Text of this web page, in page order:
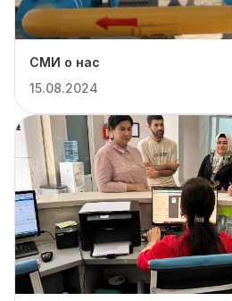
СМИ о нас
15.08.2024